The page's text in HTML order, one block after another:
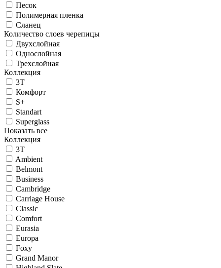
Песок
Полимерная пленка
Сланец
Количество слоев черепицы
Двухслойная
Однослойная
Трехслойная
Коллекция
3T
Комфорт
S+
Standart
Superglass
Показать все
Коллекция
3T
Ambient
Belmont
Business
Cambridge
Carriage House
Classic
Comfort
Eurasia
Europa
Foxy
Grand Manor